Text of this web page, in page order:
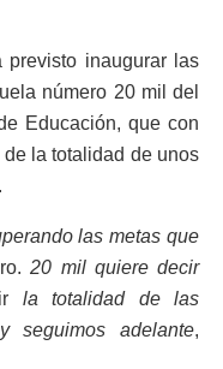
inaugurar las
número 20 mil del
Educación, que con
la totalidad de unos
las metas que
20 mil quiere decir
la totalidad de las
seguimos adelante,